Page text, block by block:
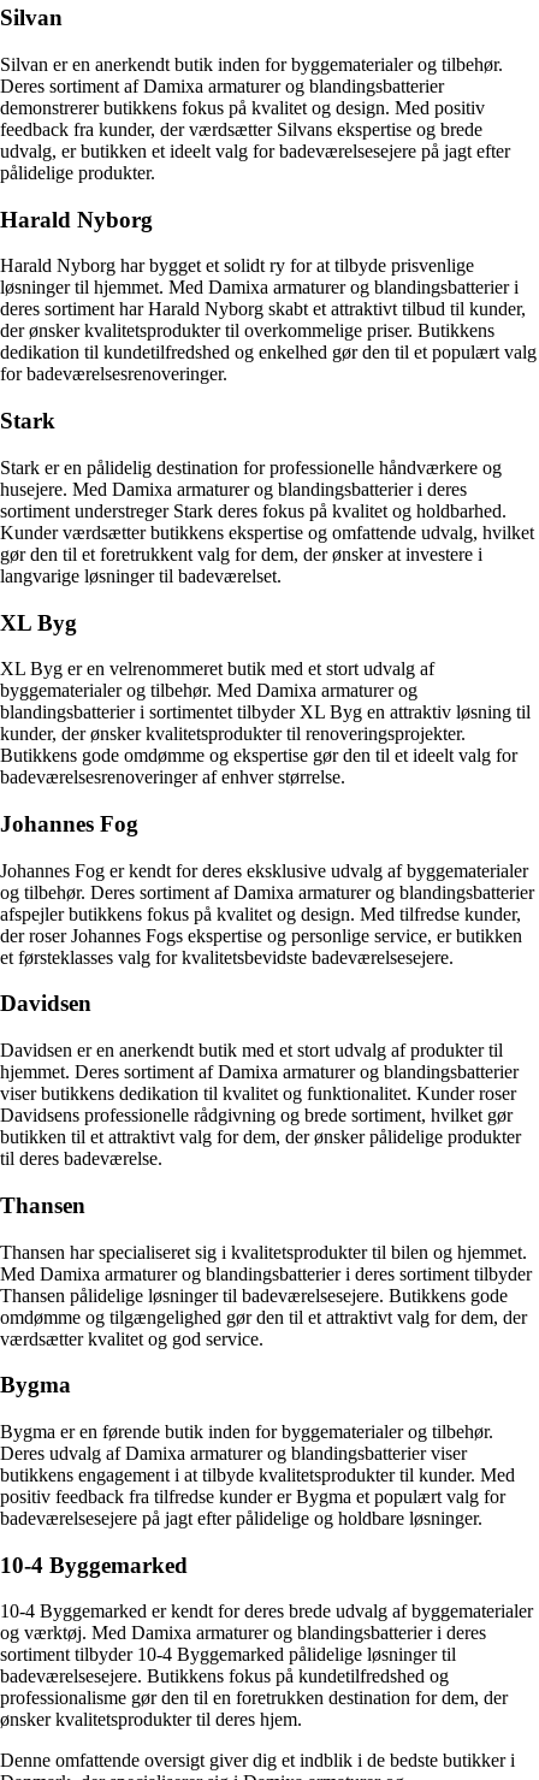
Silvan
Silvan er en anerkendt butik inden for byggematerialer og tilbehør.
Deres sortiment af Damixa armaturer og blandingsbatterier
demonstrerer butikkens fokus på kvalitet og design. Med positiv
feedback fra kunder, der værdsætter Silvans ekspertise og brede
udvalg, er butikken et ideelt valg for badeværelsesejere på jagt efter
pålidelige produkter.
Harald Nyborg
Harald Nyborg har bygget et solidt ry for at tilbyde prisvenlige
løsninger til hjemmet. Med Damixa armaturer og blandingsbatterier i
deres sortiment har Harald Nyborg skabt et attraktivt tilbud til kunder,
der ønsker kvalitetsprodukter til overkommelige priser. Butikkens
dedikation til kundetilfredshed og enkelhed gør den til et populært valg
for badeværelsesrenoveringer.
Stark
Stark er en pålidelig destination for professionelle håndværkere og
husejere. Med Damixa armaturer og blandingsbatterier i deres
sortiment understreger Stark deres fokus på kvalitet og holdbarhed.
Kunder værdsætter butikkens ekspertise og omfattende udvalg, hvilket
gør den til et foretrukkent valg for dem, der ønsker at investere i
langvarige løsninger til badeværelset.
XL Byg
XL Byg er en velrenommeret butik med et stort udvalg af
byggematerialer og tilbehør. Med Damixa armaturer og
blandingsbatterier i sortimentet tilbyder XL Byg en attraktiv løsning til
kunder, der ønsker kvalitetsprodukter til renoveringsprojekter.
Butikkens gode omdømme og ekspertise gør den til et ideelt valg for
badeværelsesrenoveringer af enhver størrelse.
Johannes Fog
Johannes Fog er kendt for deres eksklusive udvalg af byggematerialer
og tilbehør. Deres sortiment af Damixa armaturer og blandingsbatterier
afspejler butikkens fokus på kvalitet og design. Med tilfredse kunder,
der roser Johannes Fogs ekspertise og personlige service, er butikken
et førsteklasses valg for kvalitetsbevidste badeværelsesejere.
Davidsen
Davidsen er en anerkendt butik med et stort udvalg af produkter til
hjemmet. Deres sortiment af Damixa armaturer og blandingsbatterier
viser butikkens dedikation til kvalitet og funktionalitet. Kunder roser
Davidsens professionelle rådgivning og brede sortiment, hvilket gør
butikken til et attraktivt valg for dem, der ønsker pålidelige produkter
til deres badeværelse.
Thansen
Thansen har specialiseret sig i kvalitetsprodukter til bilen og hjemmet.
Med Damixa armaturer og blandingsbatterier i deres sortiment tilbyder
Thansen pålidelige løsninger til badeværelsesejere. Butikkens gode
omdømme og tilgængelighed gør den til et attraktivt valg for dem, der
værdsætter kvalitet og god service.
Bygma
Bygma er en førende butik inden for byggematerialer og tilbehør.
Deres udvalg af Damixa armaturer og blandingsbatterier viser
butikkens engagement i at tilbyde kvalitetsprodukter til kunder. Med
positiv feedback fra tilfredse kunder er Bygma et populært valg for
badeværelsesejere på jagt efter pålidelige og holdbare løsninger.
10-4 Byggemarked
10-4 Byggemarked er kendt for deres brede udvalg af byggematerialer
og værktøj. Med Damixa armaturer og blandingsbatterier i deres
sortiment tilbyder 10-4 Byggemarked pålidelige løsninger til
badeværelsesejere. Butikkens fokus på kundetilfredshed og
professionalisme gør den til en foretrukken destination for dem, der
ønsker kvalitetsprodukter til deres hjem.
Denne omfattende oversigt giver dig et indblik i de bedste butikker i